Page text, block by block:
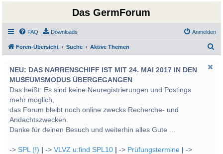
Das GermForum
FAQ Downloads Anmelden
Foren-Übersicht Suche Aktive Themen
NEU: DAS NARRENSCHIFF IST MIT 24. MAI 2017 IN DEN
MUSEUMSMODUS ÜBERGEGANGEN
Das heißt: Es sind keine Neuregistrierungen und Postings
mehr möglich,
das Forum bleibt noch online zwecks Recherche- und
Andachtszwecken.
Danke für deinen Besuch und weiterhin alles Gute ...
->SPL (!) ->VLVZ u:find SPL10 -> Prüfungstermine
->